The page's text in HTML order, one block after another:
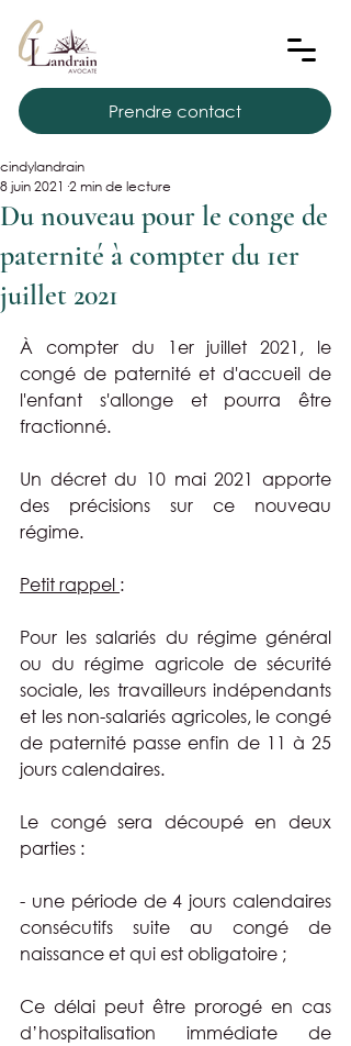
Prendre contact
Du nouveau pour le conge de
paternité à compter du 1er
juillet 2021
cindylandrain
8 juin 2021 2 min de lecture
À compter du 1er juillet 2021, le
congé de paternité et d'accueil de
l'enfant s'allonge et pourra être
fractionné.
Un décret du 10 mai 2021 apporte
des précisions sur ce nouveau
régime.
Petit rappel :
Pour les salariés du régime général
ou du régime agricole de sécurité
sociale, les travailleurs indépendants
et les non-salariés agricoles, le congé
de paternité passe enfin de 11 à 25
jours calendaires.
Le congé sera découpé en deux
parties :
- une période de 4 jours calendaires
consécutifs suite au congé de
naissance et qui est obligatoire ;
Ce délai peut être prorogé en cas
d’hospitalisation immédiate de